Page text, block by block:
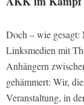
Doch – wie
Linksmedien mit
Anhängern
gehämmert: Wir,
Veranstaltung, in